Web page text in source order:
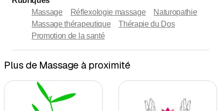
Massage
Réflexologie massage
Naturopathie
Massage thérapeutique
Thérapie du Dos
Promotion de la santé
Plus de Massage à proximité